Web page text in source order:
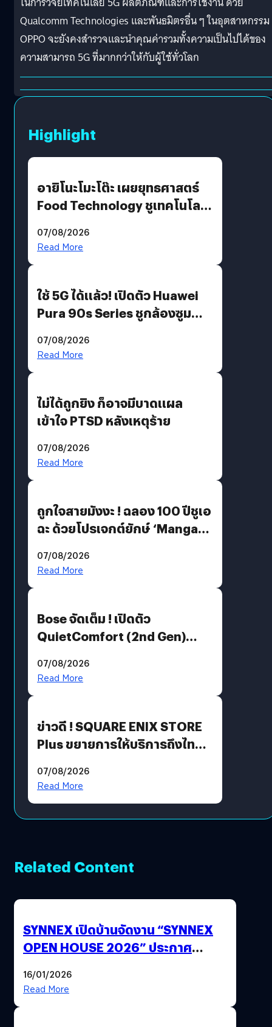
Qualcomm Technologies และพันธมิตรอื่น ๆ ในอุตสาหกรรม
OPPO จะยังคงสำรวจและนำคุณค่ารวมทั้งความเป็นไปได้ของ
ความสามารถ 5G ที่มากกว่าให้กับผู้ใช้ทั่วโลก
Highlight
อายิโนะโมะโต๊ะ เผยยุทธศาสตร์
Food Technology ชูเทคโนโลยี
บริโภคและ B2B
07/08/2026
Read More
ใช้ 5G ได้แล้ว! เปิดตัว Huawei
Pura 90s Series ชูกล้องซูม
07/08/2026
Read More
ไม่ได้ถูกยิง ก็อาจมีบาดแผล
เข้าใจ PTSD หลังเหตุร้าย
07/08/2026
Read More
ถูกใจสายมังงะ ! ฉลอง 100 ปีชูเอ
ฉะ ด้วยโปรเจกต์ยักษ์ ‘Manga
มีภาษาไทยด้วย
07/08/2026
Read More
Bose จัดเต็ม ! เปิดตัว
QuietComfort (2nd Gen)
07/08/2026
Read More
ข่าวดี ! SQUARE ENIX STORE
Plus ขยายการให้บริการถึงไทย
โดยตรง
07/08/2026
Read More
Related Content
SYNNEX เปิดบ้านจัดงาน “SYNNEX
OPEN HOUSE 2026” ประกาศ
ได้ 53,000 ล้านบาท
16/01/2026
Read More